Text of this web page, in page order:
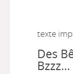
texte
Des
Bzzz...